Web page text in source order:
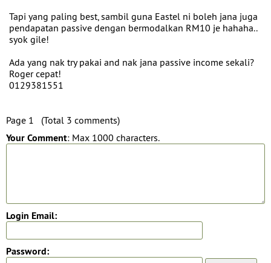
Tapi yang paling best, sambil guna Eastel ni boleh jana juga
pendapatan passive dengan bermodalkan RM10 je hahaha..
syok gile!
Ada yang nak try pakai and nak jana passive income sekali?
Roger cepat!
0129381551
Page 1 (Total 3 comments)
Your Comment: Max 1000 characters.
Login Email:
Password: